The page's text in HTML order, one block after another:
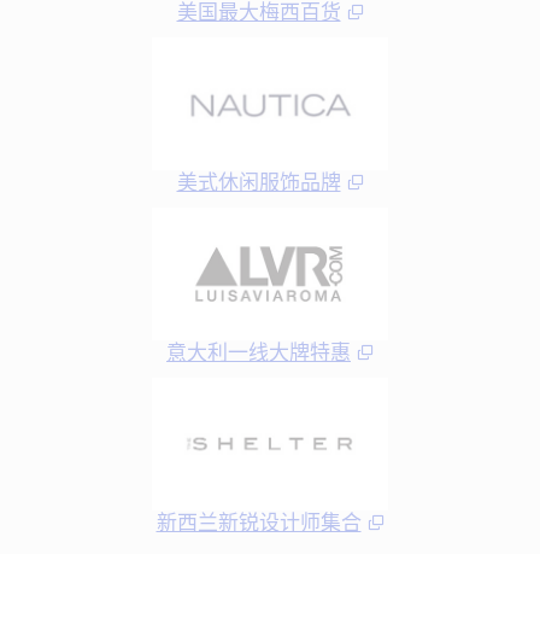
美国最大梅西百货
美式休闲服饰品牌
意大利一线大牌特惠
新西兰新锐设计师集合